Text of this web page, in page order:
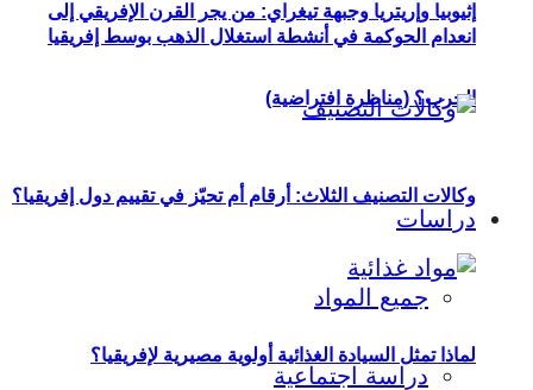
إثيوبيا وإريتريا وجبهة تيغراي: من يجر القرن الإفريقي إلى
الحرب؟ (مناظرة افتراضية)
دراسات
جميع المواد
دراسة اجتماعية
انعدام الحوكمة في أنشطة استغلال الذهب بوسط إفريقيا
وكالات التصنيف الثلاث: أرقام أم تحيّز في تقييم دول إفريقيا؟
لماذا تمثل السيادة الغذائية أولوية مصيرية لإفريقيا؟